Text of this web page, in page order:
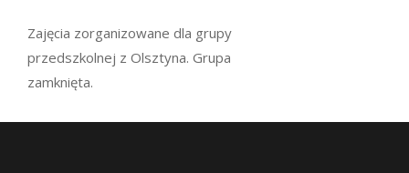
Zajęcia zorganizowane dla grupy
przedszkolnej z Olsztyna. Grupa
zamknięta.